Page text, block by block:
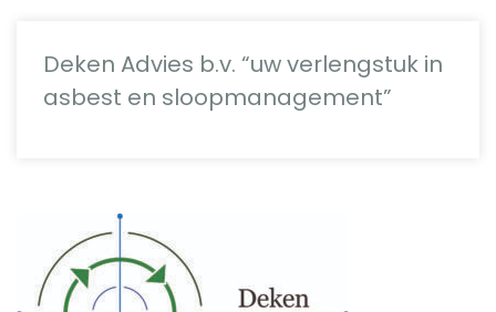
Deken Advies b.v. “uw verlengstuk in
asbest en sloopmanagement”